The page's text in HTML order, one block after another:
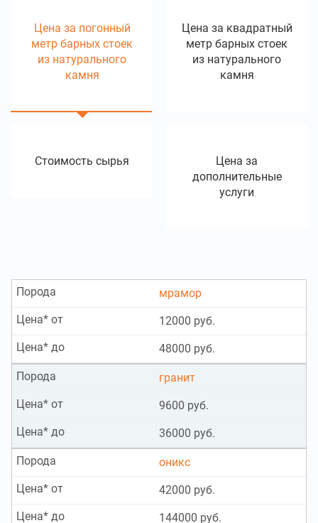
Цена за погонный
метр барных стоек
из натурального
камня
Цена за квадратный
метр барных стоек
из натурального
камня
Стоимость сырья
Цена за
дополнительные
услуги
мрамор
Порода
12000 руб.
Цена* от
48000 руб.
Цена* до
гранит
Порода
9600 руб.
Цена* от
36000 руб.
Цена* до
оникс
Порода
42000 руб.
Цена* от
144000 руб.
Цена* до